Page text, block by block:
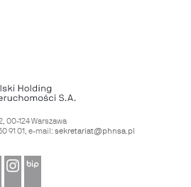
, 00-124 Warszawa
91 01, e-mail: sekretariat@phnsa.pl